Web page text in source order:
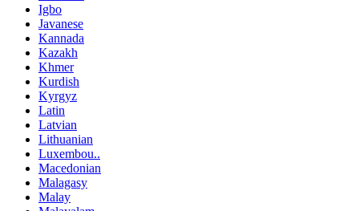
Igbo
Javanese
Kannada
Kazakh
Khmer
Kurdish
Kyrgyz
Latin
Latvian
Lithuanian
Luxembou..
Macedonian
Malagasy
Malay